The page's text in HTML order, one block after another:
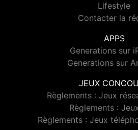
Lifestyle
Contacter la
APPS
Generations sur
Generations sur
JEUX
Règlements : Jeux
Règlements :
Règlements : Jeux